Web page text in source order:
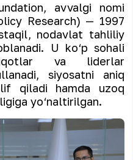
avvalgi nomi
Research) — 1997
nodavlat tahliliy
U ko‘p sohali
va liderlar
siyosatni aniq
qiladi hamda uzoq
yo‘naltirilgan.